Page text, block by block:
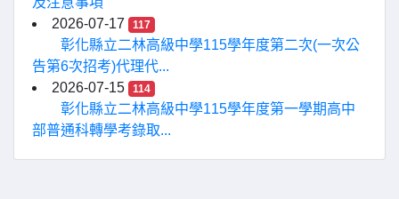
2026-07-17
117
彰化縣立二林高級中學115學年度第二次(一次公
告第6次招考)代理代...
2026-07-15
114
彰化縣立二林高級中學115學年度第一學期高中
部普通科轉學考錄取...